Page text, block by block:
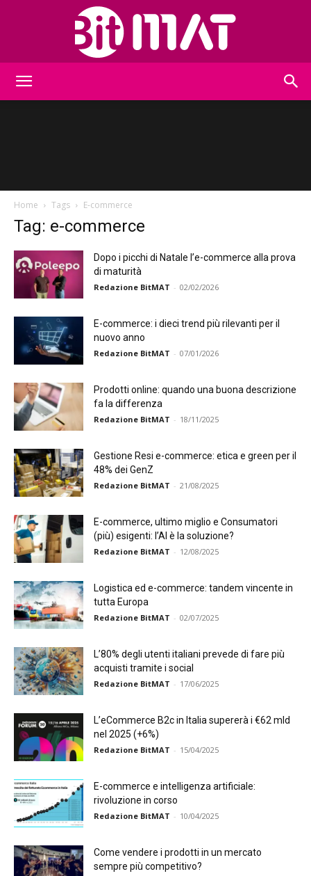
Home Tags E-commerce
Tag: e-commerce
Dopo i picchi di Natale l’e-commerce alla prova
di maturità
Redazione BitMAT - 02/02/2026
E-commerce: i dieci trend più rilevanti per il
nuovo anno
Redazione BitMAT - 07/01/2026
Prodotti online: quando una buona descrizione
fa la differenza
Redazione BitMAT - 18/11/2025
Gestione Resi e-commerce: etica e green per il
48% dei GenZ
Redazione BitMAT - 21/08/2025
E-commerce, ultimo miglio e Consumatori
(più) esigenti: l’AI è la soluzione?
Redazione BitMAT - 12/08/2025
Logistica ed e-commerce: tandem vincente in
tutta Europa
Redazione BitMAT - 02/07/2025
L’80% degli utenti italiani prevede di fare più
acquisti tramite i social
Redazione BitMAT - 17/06/2025
L’eCommerce B2c in Italia supererà i €62 mld
nel 2025 (+6%)
Redazione BitMAT - 15/04/2025
E-commerce e intelligenza artificiale:
rivoluzione in corso
Redazione BitMAT - 10/04/2025
Come vendere i prodotti in un mercato
sempre più competitivo?